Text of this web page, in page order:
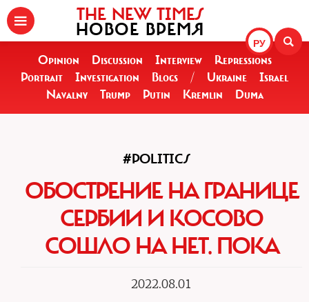
РУ
THE NEW TIMES
НОВОЕ ВРЕМЯ
Opinion Discussion Interview
Repressions
Portrait
Investigation Blogs / Ukraine
Israel
Navalny
Trump Putin Kremlin Duma
#POLITICS
ОБОСТРЕНИЕ НА ГРАНИЦЕ
СЕРБИИ И КОСОВО
СОШЛО НА НЕТ. ПОКА
2022.08.01